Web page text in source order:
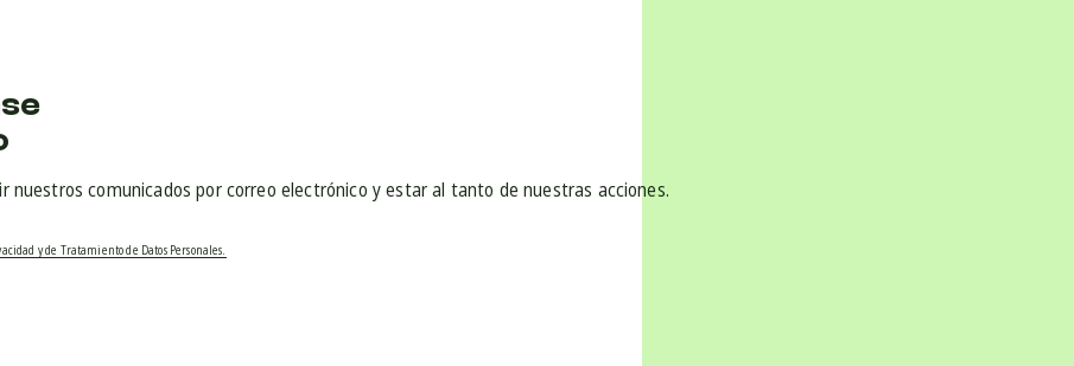
nuestros comunicados por correo electrónico y estar al tanto de nuestras acciones.
y de Tratamiento de Datos Personales.